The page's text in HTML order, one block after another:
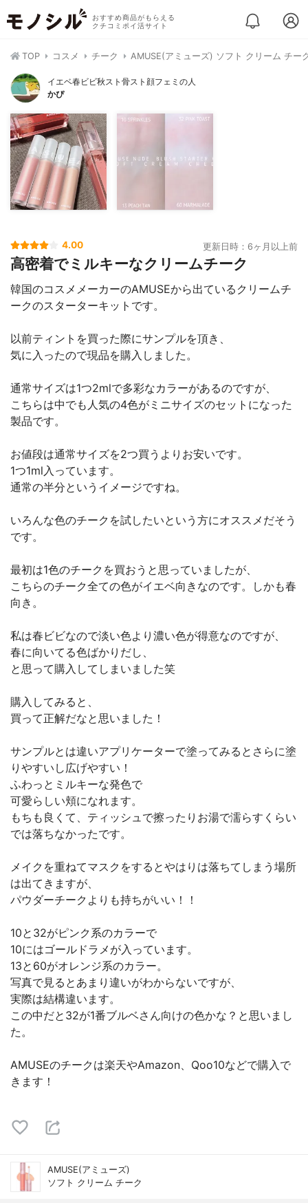
おすすめ商品がもらえる
クチコミポイ活サイト
TOP コスメ チーク AMUSE(アミューズ) ソフト クリーム チー
イエベ春ビビ秋スト骨スト顔フェミの人
かぴ
4.00 更新日時：6ヶ月以上前
高密着でミルキーなクリームチーク
韓国のコスメメーカーのAMUSEから出ているクリームチ
ークのスターターキットです。
以前ティントを買った際にサンプルを頂き、
気に入ったので現品を購入しました。
通常サイズは1つ2mlで多彩なカラーがあるのですが、
こちらは中でも人気の4色がミニサイズのセットになった
製品です。
お値段は通常サイズを2つ買うよりお安いです。
1つ1ml入っています。
通常の半分というイメージですね。
いろんな色のチークを試したいという方にオススメだそう
です。
最初は1色のチークを買おうと思っていましたが、
こちらのチーク全ての色がイエベ向きなのです。しかも春
向き。
私は春ビビなので淡い色より濃い色が得意なのですが、
春に向いてる色ばかりだし、
と思って購入してしまいました笑
購入してみると、
買って正解だなと思いました！
サンプルとは違いアプリケーターで塗ってみるとさらに塗
りやすいし広げやすい！
ふわっとミルキーな発色で
可愛らしい頬になれます。
もちも良くて、ティッシュで擦ったりお湯で濡らすくらい
では落ちなかったです。
メイクを重ねてマスクをするとやはりは落ちてしまう場所
は出てきますが、
パウダーチークよりも持ちがいい！！
10と32がピンク系のカラーで
10にはゴールドラメが入っています。
13と60がオレンジ系のカラー。
写真で見るとあまり違いがわからないですが、
実際は結構違います。
この中だと32が1番ブルベさん向けの色かな？と思いまし
た。
AMUSEのチークは楽天やAmazon、Qoo10などで購入で
きます！
AMUSE(アミューズ)
ソフト クリーム チーク